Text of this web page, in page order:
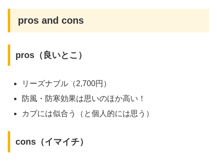
pros and cons
pros（良いとこ）
リーズナブル（2,700円）
防風・防寒効果は思いのほか高い！
カブには似合う（と個人的には思う）
cons（イマイチ）